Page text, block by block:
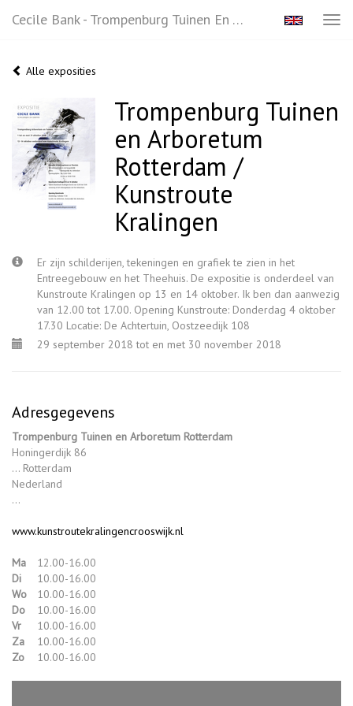
Cecile Bank - Trompenburg Tuinen En Arboretum Rotterdam / Kunstroute Kralingen
Alle exposities
Trompenburg Tuinen
en Arboretum
Rotterdam /
Kunstroute
Kralingen
Er zijn schilderijen, tekeningen en grafiek te zien in het
Entreegebouw en het Theehuis. De expositie is onderdeel van
Kunstroute Kralingen op 13 en 14 oktober. Ik ben dan aanwezig
van 12.00 tot 17.00. Opening Kunstroute: Donderdag 4 oktober
17.30 Locatie: De Achtertuin, Oostzeedijk 108
29 september 2018 tot en met 30 november 2018
Adresgegevens
Trompenburg Tuinen en Arboretum Rotterdam
Honingerdijk 86
... Rotterdam
Nederland
...
www.kunstroutekralingencrooswijk.nl
Ma
12.00-16.00
Di
10.00-16.00
Wo
10.00-16.00
Do
10.00-16.00
Vr
10.00-16.00
Za
10.00-16.00
Zo
10.00-16.00